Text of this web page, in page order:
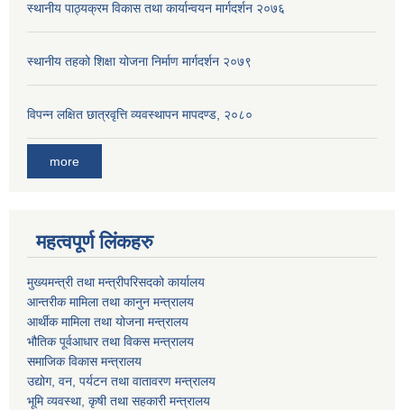
स्थानीय पाठ्यक्रम विकास तथा कार्यान्वयन मार्गदर्शन २०७६
स्थानीय तहको शिक्षा योजना निर्माण मार्गदर्शन २०७९
विपन्न लक्षित छात्रवृत्ति व्यवस्थापन मापदण्ड, २०८०
more
महत्वपूर्ण लिंकहरु
मुख्यमन्त्री तथा मन्त्रीपरिसदको कार्यालय
आन्तरीक मामिला तथा कानुन मन्त्रालय
आर्थीक मामिला तथा योजना मन्त्रालय
भौतिक पूर्वआधार तथा विकस मन्त्रालय
समाजिक विकास मन्त्रालय
उद्योग, वन, पर्यटन तथा वातावरण मन्त्रालय
भूमि व्यवस्था, कृषी तथा सहकारी मन्त्रालय